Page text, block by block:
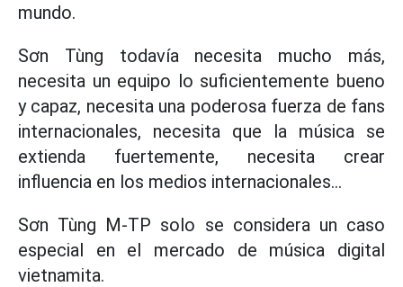
mundo.
Sơn Tùng todavía necesita mucho más,
necesita un equipo lo suficientemente bueno
y capaz, necesita una poderosa fuerza de fans
internacionales, necesita que la música se
extienda fuertemente, necesita crear
influencia en los medios internacionales...
Sơn Tùng M-TP solo se considera un caso
especial en el mercado de música digital
vietnamita.